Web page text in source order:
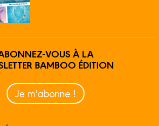
VOUS À LA
BAMBOO ÉDITION
Je m'abonne !